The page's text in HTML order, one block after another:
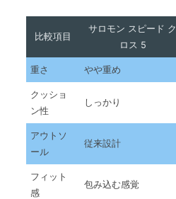
比較項目
サロモン スピード ク
ロス 5
重さ やや重め
クッショ
ン性
しっかり
アウトソ
ール
従来設計
フィット
感
包み込む感覚